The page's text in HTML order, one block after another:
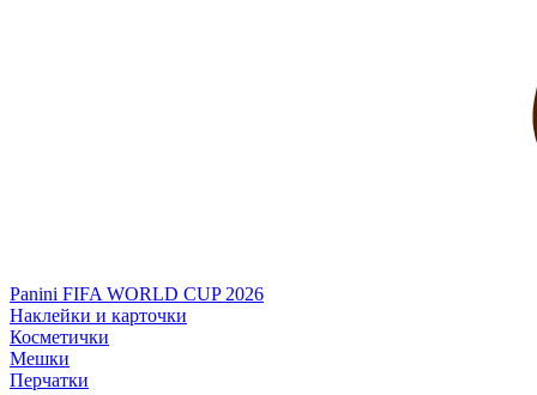
Panini FIFA WORLD CUP 2026
Наклейки и карточки
Косметички
Мешки
Перчатки